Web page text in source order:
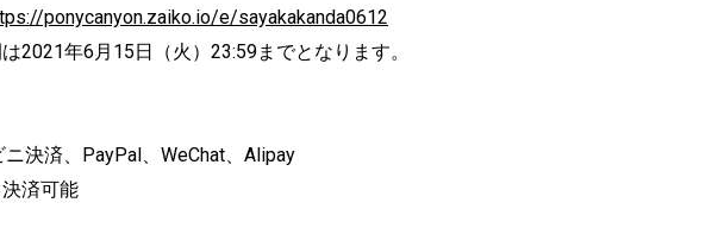
ponycanyon.zaiko.io/e/sayakakanda0612
2021年6月15日（火）23:59までとなります。
決済、PayPal、WeChat、Alipay
済可能